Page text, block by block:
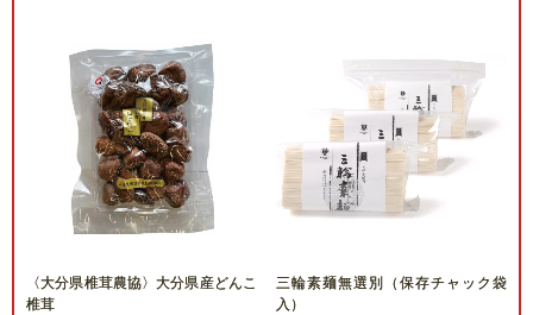
〈大分県椎茸農協〉大分県産どんこ
椎茸
三輪素麺無選別（保存チャック袋
入）